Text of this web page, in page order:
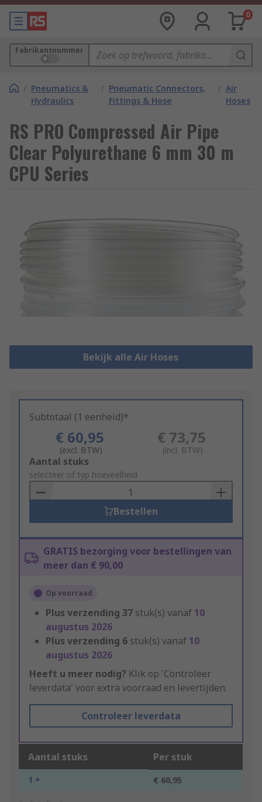
0
Fabrikantnummer
/ Pneumatics &
Hydraulics
/ Pneumatic Connectors,
Fittings & Hose
/ Air
Hoses
RS PRO Compressed Air Pipe
Clear Polyurethane 6 mm 30 m
CPU Series
Bekijk alle Air Hoses
Subtotaal (1 eenheid)*
€ 60,95
(excl. BTW)
€ 73,75
(incl. BTW)
Add
to
Basket
Aantal stuks
selecteer of typ hoeveelheid
Bestellen
GRATIS bezorging voor bestellingen van
meer dan € 90,00
Op voorraad
Plus verzending 37 stuk(s) vanaf 10
augustus 2026
Plus verzending 6 stuk(s) vanaf 10
augustus 2026
Heeft u meer nodig? Klik op 'Controleer
leverdata' voor extra voorraad en levertijden.
Controleer leverdata
Aantal stuks Per stuk
1 + € 60,95